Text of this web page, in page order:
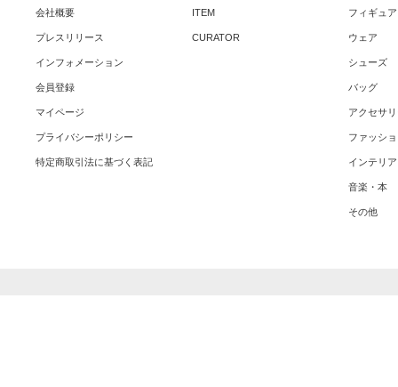
会社概要
プレスリリース
インフォメーション
会員登録
マイページ
プライバシーポリシー
特定商取引法に基づく表記
ITEM
CURATOR
フィギュ
ウェア
シューズ
バッグ
アクセサ
ファッシ
インテリア
音楽・本
その他